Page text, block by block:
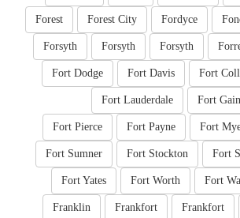
Fordyce
Forest City
Forest
Forsyth
Forsyth
Forsyth
Fort
Fort Davis
Fort Dodge
Fort
Fort Lauderdale
Fort
Fort Payne
Fort Pierce
Fort
Fort Stockton
Fort Sumner
Fort
Fort Worth
Fort Yates
Frankfort
Frankfort
Franklin